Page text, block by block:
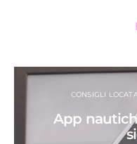
CONSIGLI
App